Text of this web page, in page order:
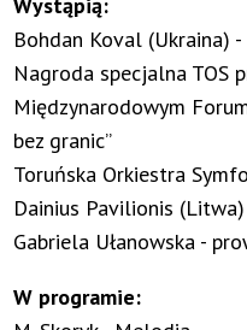
Bohdan Koval (Ukraina)
Nagroda specjalna TOS
Międzynarodowym
bez granic”
Toruńska Orkiestra
Dainius Pavilionis
Gabriela Ułanowska -
W programie: